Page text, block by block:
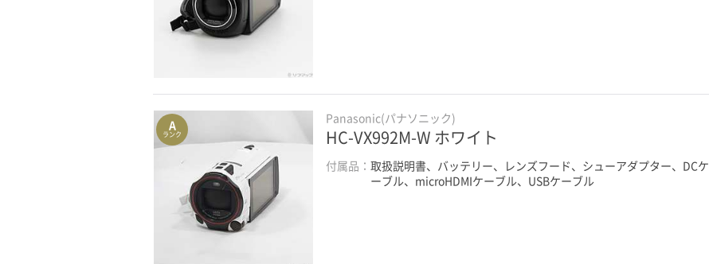
A
ランク
Panasonic(パナソニック)
HC-VX992M-W ホワイト
付属品：取扱説明書、バッテリー、レンズフード、シューアダプター、DCケ
ーブル、microHDMIケーブル、USBケーブル